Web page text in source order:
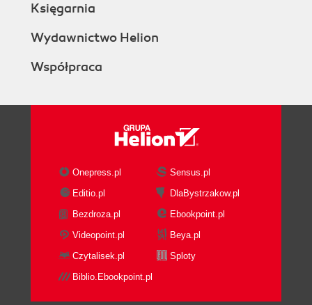
Księgarnia
Wydawnictwo Helion
Współpraca
Onepress.pl
Sensus.pl
Editio.pl
DlaBystrzakow.pl
Bezdroza.pl
Ebookpoint.pl
Videopoint.pl
Beya.pl
Czytalisek.pl
Sploty
Biblio.Ebookpoint.pl